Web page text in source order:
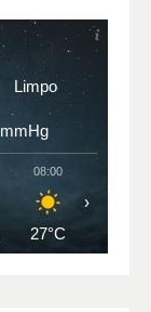
Limpo
mmHg
08:00
27°C
›